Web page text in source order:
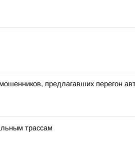
предлагавших перегон
трассам